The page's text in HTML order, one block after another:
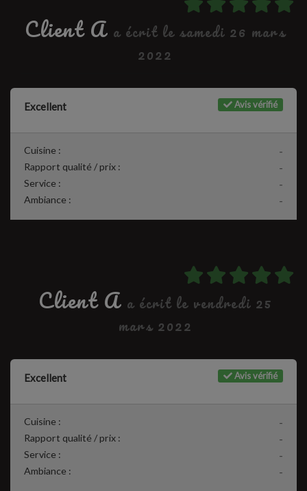
Client A a écrit le samedi 26 mars
2022
Avis vérifié
Excellent
-
Cuisine :
-
Rapport qualité / prix :
-
Service :
-
Ambiance :
Client A a écrit le vendredi 25
mars 2022
Avis vérifié
Excellent
-
Cuisine :
-
Rapport qualité / prix :
-
Service :
-
Ambiance :